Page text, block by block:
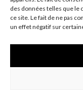
des données telles que le
ce site. Le fait de ne pas
un effet négatif sur
5 min read